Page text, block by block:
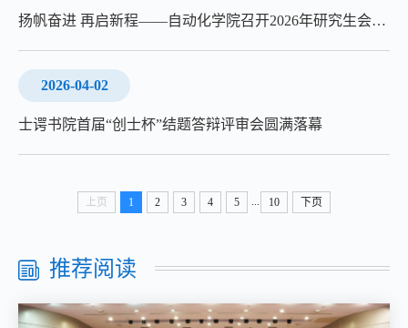
扬帆奋进 再启新程——自动化学院召开2026年研究生会第一次全体大会
2026-04-02
士谔书院首届“创士杯”结题答辩评审会圆满落幕
上页 1 2 3 4 5 ... 10 下页
推荐阅读